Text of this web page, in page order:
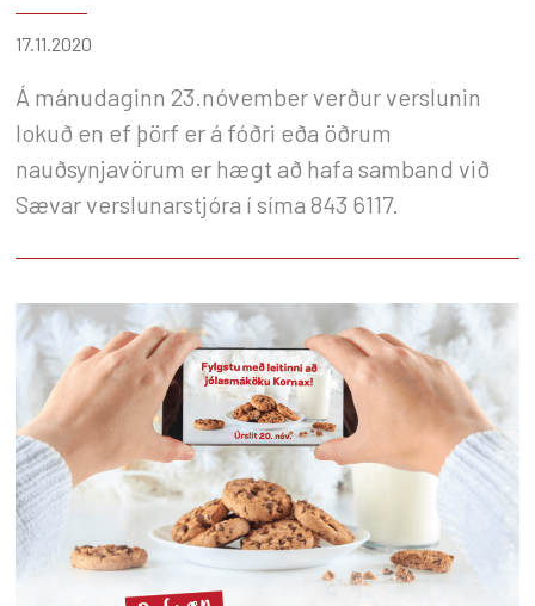
17.11.2020
Á mánudaginn 23.nóvember verður verslunin
lokuð en ef þörf er á fóðri eða öðrum
nauðsynjavörum er hægt að hafa samband við
Sævar verslunarstjóra í síma 843 6117.